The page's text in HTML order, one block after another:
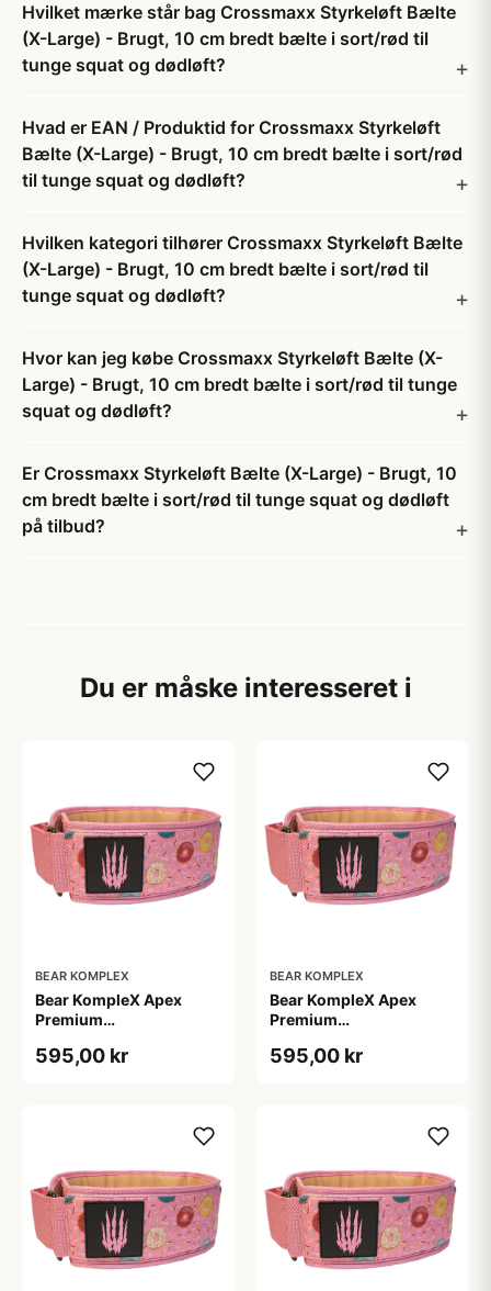
Hvilket mærke står bag Crossmaxx Styrkeløft Bælte
(X-Large) - Brugt, 10 cm bredt bælte i sort/rød til
tunge squat og dødløft?
Hvad er EAN / Produktid for Crossmaxx Styrkeløft
Bælte (X-Large) - Brugt, 10 cm bredt bælte i sort/rød
til tunge squat og dødløft?
Hvilken kategori tilhører Crossmaxx Styrkeløft Bælte
(X-Large) - Brugt, 10 cm bredt bælte i sort/rød til
tunge squat og dødløft?
Hvor kan jeg købe Crossmaxx Styrkeløft Bælte (X-
Large) - Brugt, 10 cm bredt bælte i sort/rød til tunge
squat og dødløft?
Er Crossmaxx Styrkeløft Bælte (X-Large) - Brugt, 10
cm bredt bælte i sort/rød til tunge squat og dødløft
på tilbud?
Du er måske interesseret i
BEAR KOMPLEX
Bear KompleX Apex
Premium
str. L
595,00 kr
BEAR KOMPLEX
Bear KompleX Apex
Premium
str. M
595,00 kr